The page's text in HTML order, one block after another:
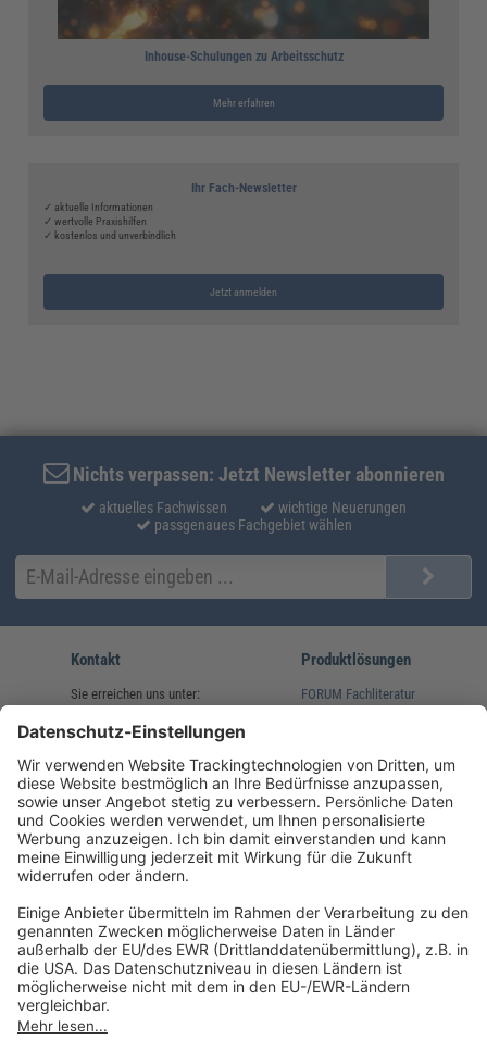
Inhouse-Schulungen zu Arbeitsschutz
Mehr erfahren
Ihr Fach-Newsletter
✓ aktuelle Informationen
✓ wertvolle Praxishilfen
✓ kostenlos und unverbindlich
Jetzt anmelden
Nichts verpassen: Jetzt Newsletter abonnieren
aktuelles Fachwissen
wichtige Neuerungen
passgenaues Fachgebiet wählen
Kontakt
Sie erreichen uns unter:
(08233) 38 11 23
service@forum-verlag.com
Mo-Do 07:30 - 17:00 Uhr
Fr 07:30 - 15:00 Uhr
Produktlösungen
FORUM Fachliteratur
Folgen Sie uns
Impressum
Datenschutz